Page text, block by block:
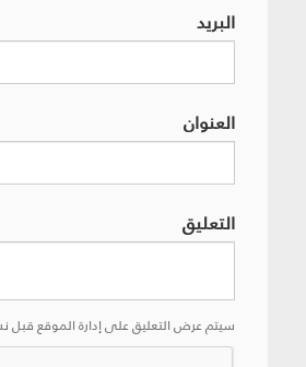
البريد
العنوان
التعليق
سيتم عرض التعليق على إدارة الموقع قبل